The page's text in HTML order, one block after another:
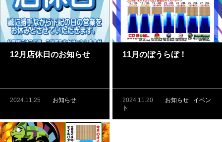
12月店休日のお知らせ
2024.11.25 お知らせ
11月のぼうらぼ！
2024.11.20 お知らせ
イベン
ト